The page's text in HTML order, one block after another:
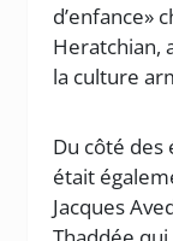
d’enfance»
Heratchian,
la culture
Du côté des
était
Jacques